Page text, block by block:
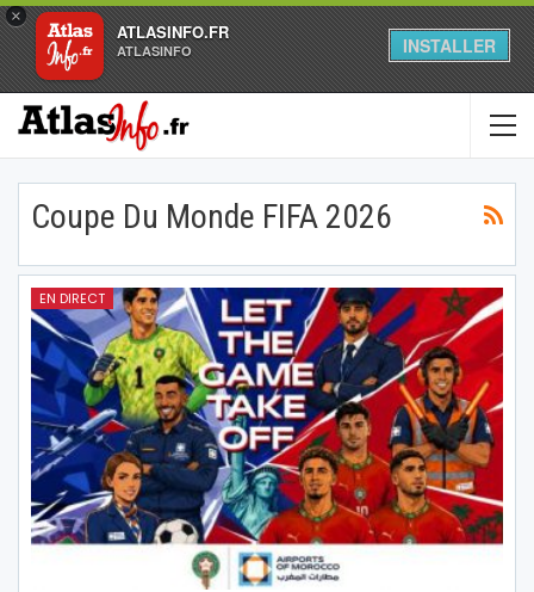
×
ATLASINFO.FR
ATLASINFO INSTALLER
Coupe Du Monde FIFA 2026
EN DIRECT